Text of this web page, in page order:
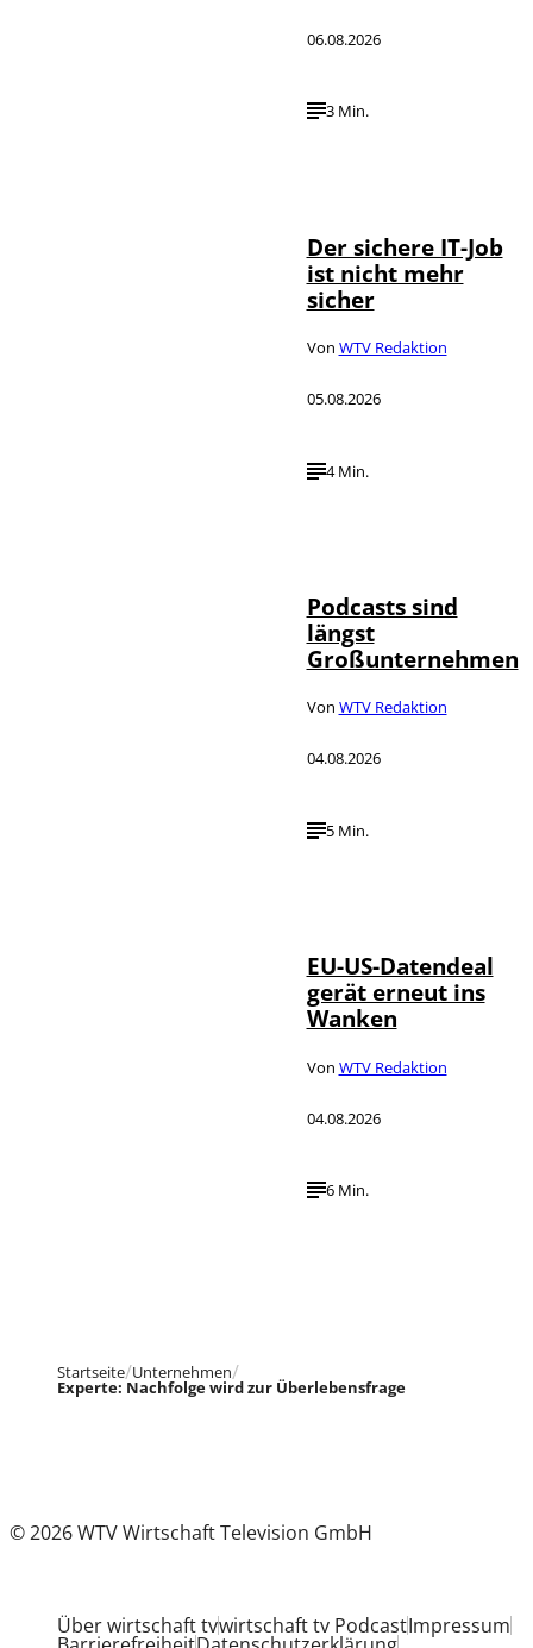
06.08.2026
3 Min.
Der sichere IT-Job
ist nicht mehr
sicher
Von WTV Redaktion
05.08.2026
4 Min.
Podcasts sind
längst
Großunternehmen
Von WTV Redaktion
04.08.2026
5 Min.
EU-US-Datendeal
gerät erneut ins
Wanken
Von WTV Redaktion
04.08.2026
6 Min.
Startseite Unternehmen
Experte: Nachfolge wird zur Überlebensfrage
© 2026 WTV Wirtschaft Television GmbH
Über wirtschaft tvwirtschaft tv PodcastImpressum